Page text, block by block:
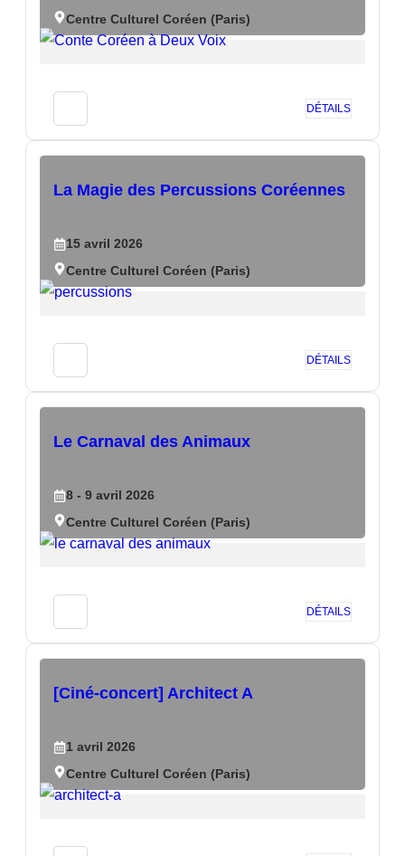
Centre Culturel Coréen (Paris)
DÉTAILS
La Magie des Percussions Coréennes
15 avril 2026
Centre Culturel Coréen (Paris)
DÉTAILS
Le Carnaval des Animaux
8 - 9 avril 2026
Centre Culturel Coréen (Paris)
DÉTAILS
[Ciné-concert] Architect A
1 avril 2026
Centre Culturel Coréen (Paris)